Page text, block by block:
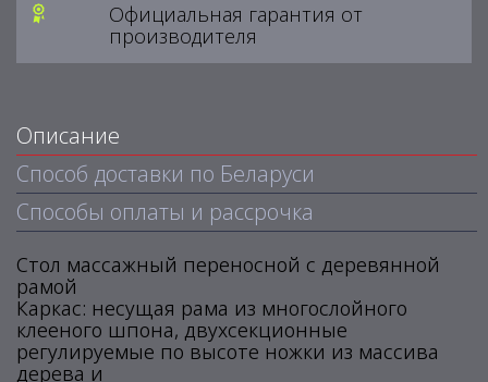
Официальная гарантия от
производителя
Описание
Способ доставки по Беларуси
Способы оплаты и рассрочка
Стол массажный переносной с деревянной
рамой
Каркас: несущая рама из многослойного
клееного шпона, двухсекционные
регулируемые по высоте ножки из массива
дерева и